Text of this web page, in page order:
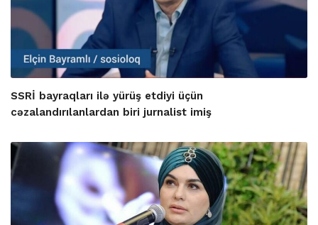
SSRİ bayraqları ilə yürüş etdiyi üçün
cəzalandırılanlardan biri jurnalist imiş